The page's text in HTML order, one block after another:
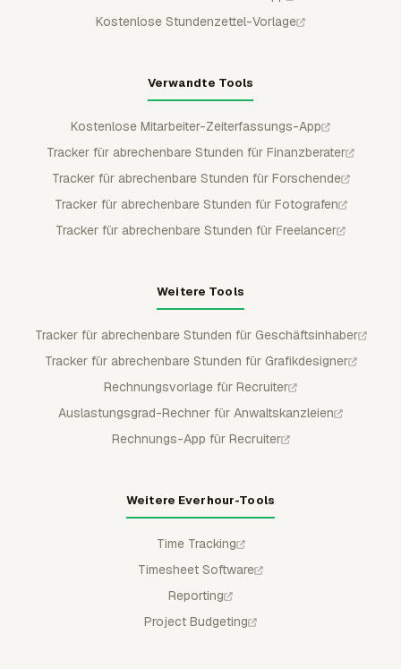
Kostenlose Stundenzettel-Vorlage
Verwandte Tools
Kostenlose Mitarbeiter-Zeiterfassungs-App
Tracker für abrechenbare Stunden für Finanzberater
Tracker für abrechenbare Stunden für Forschende
Tracker für abrechenbare Stunden für Fotografen
Tracker für abrechenbare Stunden für Freelancer
Weitere Tools
Tracker für abrechenbare Stunden für Geschäftsinhaber
Tracker für abrechenbare Stunden für Grafikdesigner
Rechnungsvorlage für Recruiter
Auslastungsgrad-Rechner für Anwaltskanzleien
Rechnungs-App für Recruiter
Weitere Everhour-Tools
Time Tracking
Timesheet Software
Reporting
Project Budgeting